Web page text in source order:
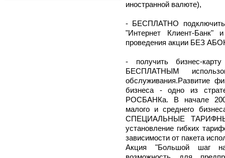
иностранной валюте),
- БЕСПЛАТНО подключить
"Интернет Клиент-Банк"
проведения акции БЕЗ
- получить бизнес-
БЕСПЛАТНЫМ
обслуживания.Развитие
бизнеса - одно из
РОСБАНКа. В начале
малого и среднего
СПЕЦИАЛЬНЫЕ
установление гибких
зависимости от пакета
Акция "Большой шаг